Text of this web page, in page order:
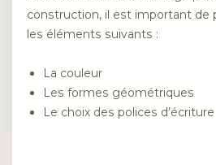
construction, il est important de
les éléments suivants :
La couleur
Les formes géométriques
Le choix des polices d’écriture